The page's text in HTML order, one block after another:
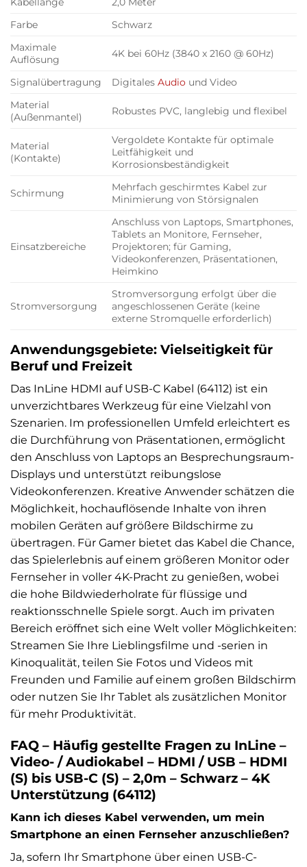
Farbe
Schwarz
Maximale
Auflösung
4K bei 60Hz (3840 x 2160 @ 60Hz)
Signalübertragung DigitalesAudio und Video
Material
(Außenmantel)
Robustes PVC, langlebig und flexibel
Material
(Kontakte)
Vergoldete Kontakte für optimale
Leitfähigkeit und
Korrosionsbeständigkeit
Schirmung
Mehrfach geschirmtes Kabel zur
Minimierung von Störsignalen
Einsatzbereiche
Anschluss von Laptops, Smartphones,
Tablets an Monitore, Fernseher,
Projektoren; für Gaming,
Videokonferenzen, Präsentationen,
Heimkino
Stromversorgung
Stromversorgung erfolgt über die
angeschlossenen Geräte (keine
externe Stromquelle erforderlich)
Anwendungsgebiete: Vielseitigkeit für
Beruf und Freizeit
Das InLine HDMI auf USB-C Kabel (64112) ist ein
unverzichtbares Werkzeug für eine Vielzahl von
Szenarien. Im professionellen Umfeld erleichtert es
die Durchführung von Präsentationen, ermöglicht
den Anschluss von Laptops an Besprechungsraum-
Displays und unterstützt reibungslose
Videokonferenzen. Kreative Anwender schätzen die
Möglichkeit, hochauflösende Inhalte von ihren
mobilen Geräten auf größere Bildschirme zu
übertragen. Für Gamer bietet das Kabel die Chance,
das Spielerlebnis auf einem größeren Monitor oder
Fernseher in voller 4K-Pracht zu genießen, wobei
die hohe Bildwiederholrate für flüssige und
reaktionsschnelle Spiele sorgt. Auch im privaten
Bereich eröffnet sich eine Welt voller Möglichkeiten:
Streamen Sie Ihre Lieblingsfilme und -serien in
Kinoqualität, teilen Sie Fotos und Videos mit
Freunden und Familie auf einem großen Bildschirm
oder nutzen Sie Ihr Tablet als zusätzlichen Monitor
für mehr Produktivität.
FAQ – Häufig gestellte Fragen zu InLine –
Video- / Audiokabel – HDMI / USB – HDMI
(S) bis USB-C (S) – 2,0m – Schwarz – 4K
Unterstützung (64112)
Kann ich dieses Kabel verwenden, um mein
Smartphone an einen Fernseher anzuschließen?
Ja, sofern Ihr Smartphone über einen USB-C-